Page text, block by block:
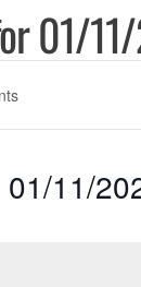
01/
01/11/